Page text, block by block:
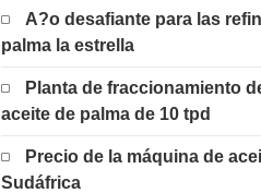
A?o desafiante para las
palma la estrella
Planta de fraccionamiento
aceite de palma de 10 tpd
Precio de la máquina de
Sudáfrica